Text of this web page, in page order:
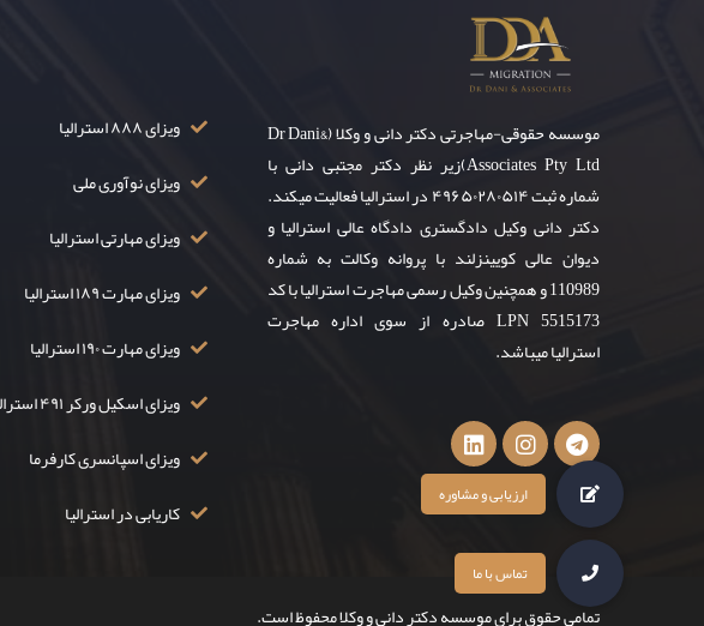
موسسه حقوقی-مهاجرتی دکتر دانی و وکلا (Dr Dani&
Associates Pty Ltd)زیر نظر دکتر مجتبی دانی با
شماره ثبت ۴۹۶۵۰۲۸۰۵۱۴ در استرالیا فعالیت میکند.
دکتر دانی وکیل دادگستری دادگاه عالی استرالیا و
دیوان عالی کویینزلند با پروانه وکالت به شماره
110989 و همچنین وکیل رسمی مهاجرت استرالیا با کد
LPN 5515173 صادره از سوی اداره مهاجرت
استرالیا میباشد.
ویزای ۸۸۸ استرالیا
ویزای نوآوری ملی
ویزای مهارتی استرالیا
ویزای مهارت ۱۸۹ استرالیا
ویزای مهارت ۱۹۰ استرالیا
ویزای اسکیل ورکر ۴۹۱ استرالیا
ویزای اسپانسری کارفرما
کاریابی در استرالیا
تمامی حقوق برای موسسه دکتر دانی و وکلا محفوظ است.